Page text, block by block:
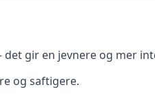
gir en jevnere og mer
og saftigere.